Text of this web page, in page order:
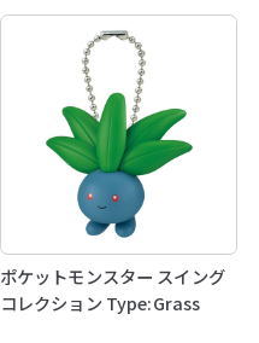
ポケットモンスター スイング
コレクション Type:Grass